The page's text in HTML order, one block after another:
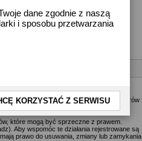
dane zgodnie z naszą
i sposobu przetwarzania
KORZYSTAĆ Z SERWISU
nie jest możliwe przeczytanie każdej
wydawców, administratorów, moderatorów
które mogą być sprzeczne z prawem.
Aby wspomóc te działania rejestrowane są
prawo do usuwania, zmiany lub zamykania